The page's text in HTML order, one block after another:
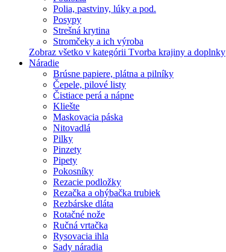
Polia, pastviny, lúky a pod.
Posypy
Strešná krytina
Stromčeky a ich výroba
Zobraz všetko v kategórii Tvorba krajiny a doplnky
Náradie
Brúsne papiere, plátna a pilníky
Čepele, pilové listy
Čistiace perá a nápne
Kliešte
Maskovacia páska
Nitovadlá
Pilky
Pinzety
Pipety
Pokosníky
Rezacie podložky
Rezačka a ohýbačka trubiek
Rezbárske dláta
Rotačné nože
Ručná vrtačka
Rysovacia ihla
Sady náradia